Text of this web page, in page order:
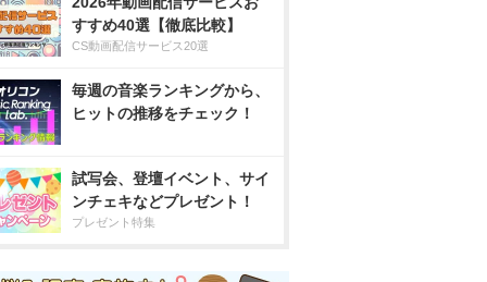
すすめ40選【徹底比較】
CS動画配信サービス20選
毎週の音楽ランキングから、
ヒットの推移をチェック！
試写会、登壇イベント、サイ
ンチェキなどプレゼント！
プレゼント特集